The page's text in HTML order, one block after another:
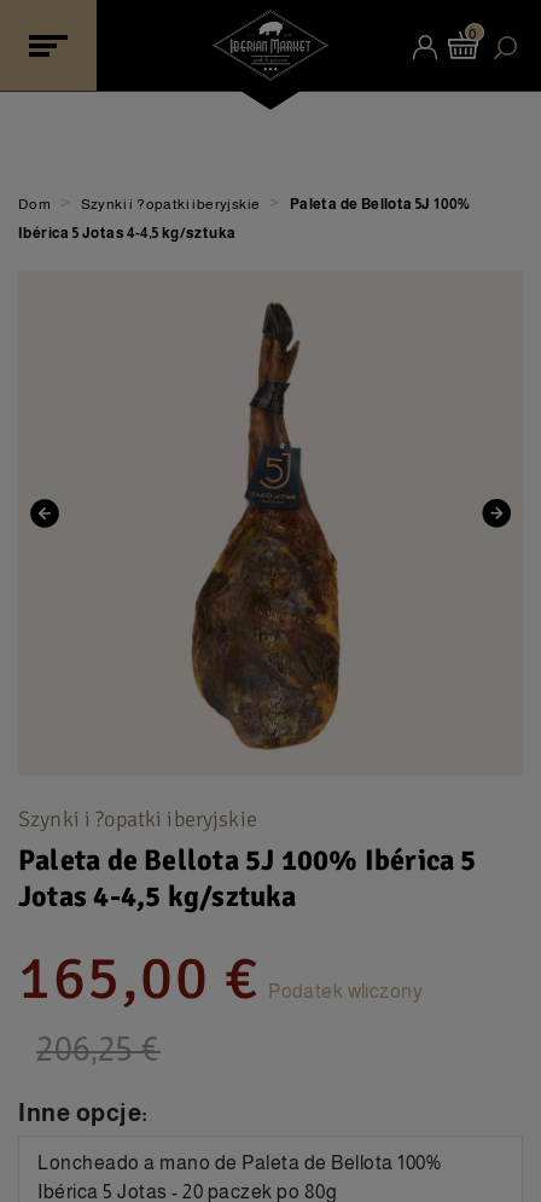
0
Dom > Szynki i ?opatki iberyjskie >
Paleta de Bellota 5J 100%
Ibérica 5 Jotas 4-4,5 kg/sztuka
Szynki i ?opatki iberyjskie
Paleta de Bellota 5J 100% Ibérica 5
Jotas 4-4,5 kg/sztuka
165,00 € Podatek wliczony
206,25 €
Inne opcje:
Loncheado a mano de Paleta de Bellota 100%
Ibérica 5 Jotas - 20 paczek po 80g